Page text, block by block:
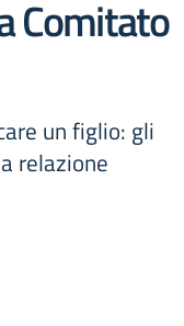
Comitato
un figlio: gli
relazione